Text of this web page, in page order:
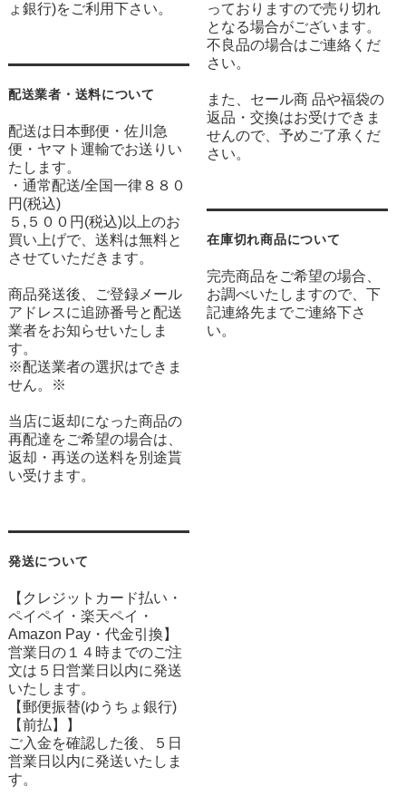
ょ銀行)をご利用下さい。
配送業者・送料について
配送は日本郵便・佐川急
便・ヤマト運輸でお送りい
たします。
・通常配送/全国一律８８０
円(税込)
５,５００円(税込)以上のお
買い上げで、送料は無料と
させていただきます。
商品発送後、ご登録メール
アドレスに追跡番号と配送
業者をお知らせいたしま
す。
※配送業者の選択はできま
せん。※
当店に返却になった商品の
再配達をご希望の場合は、
返却・再送の送料を別途貰
い受けます。
発送について
【クレジットカード払い・
ペイペイ・楽天ペイ・
Amazon Pay・ 代金引換】
営業日の１４時までのご注
文は５日営業日以内に発送
いたします。
【郵便振替(ゆうちょ銀行)
【前払】】
ご入金を確認した後、５日
営業日以内に発送いたしま
す。
っておりますので売り切れ
となる場合がございます。
不良品の場合はご連絡くだ
さい。
また、セール商 品や福袋の
返品・交換はお受けできま
せんので、予めご了承くだ
さい。
在庫切れ商品について
完売商品をご希望の場合、
お調べいたしますので、下
記連絡先までご連絡下さ
い。